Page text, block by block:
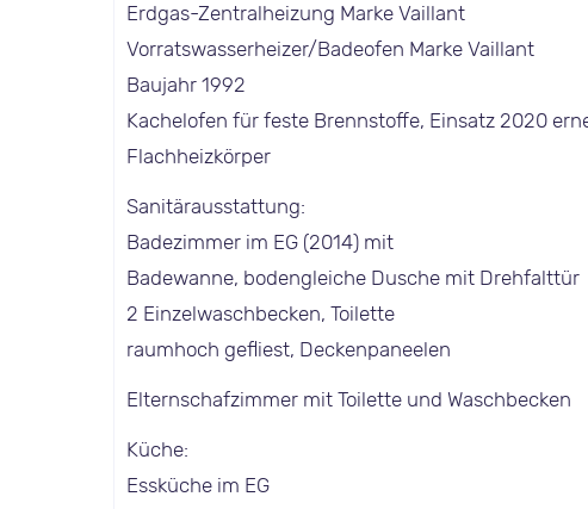
Erdgas-Zentralheizung Marke Vaillant
Vorratswasserheizer/Badeofen Marke Vaillant
Baujahr 1992
Kachelofen für feste Brennstoffe, Einsatz 2020
Flachheizkörper
Sanitärausstattung:
Badezimmer im EG (2014) mit
Badewanne, bodengleiche Dusche mit Drehfalttür
2 Einzelwaschbecken, Toilette
raumhoch gefliest, Deckenpaneelen
Elternschafzimmer mit Toilette und Waschbecken
Küche:
Essküche im EG